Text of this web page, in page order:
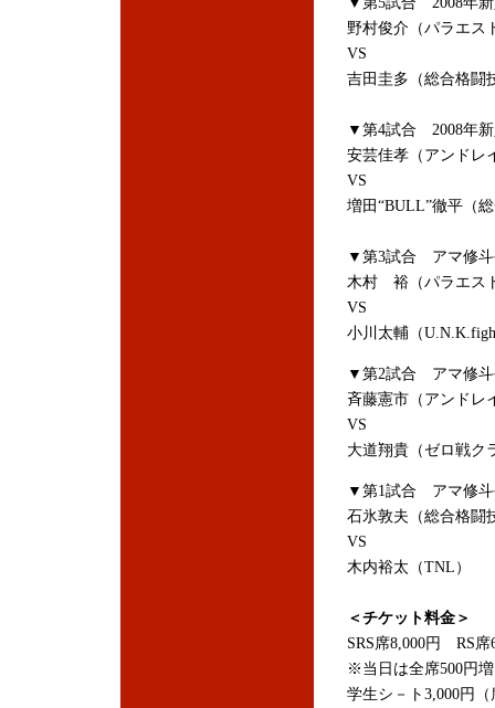
野村俊介（パラエス
VS
吉田圭多（総合格闘
▼第4試合 2008年
安芸佳孝（アンドレ
VS
増田“BULL”徹平（
▼ 第3試合 アマ修
木村 裕（パラエス
VS
小川太輔（
▼第2試合 アマ修
斉藤憲市（アンドレ
VS
大道翔貴（ゼロ戦
▼第1試合 アマ修斗
石氷敦夫（総合格闘
VS
木内裕太（TNL）
＜チケット料金＞
SRS席8,000円 RS
※当日は全席500円
学生シ－ト3,000円